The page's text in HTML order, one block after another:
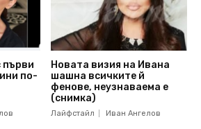
първи
по-
Новата визия на Ивана
шашна всичките й
фенове, неузнаваема е
(снимка)
Лайфстайл Иван Ангелов